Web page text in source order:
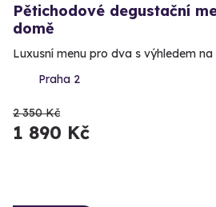
Pětichodové degustační
domě
Luxusní menu pro dva s výhledem na
Praha 2
2 350 Kč
1 890 Kč